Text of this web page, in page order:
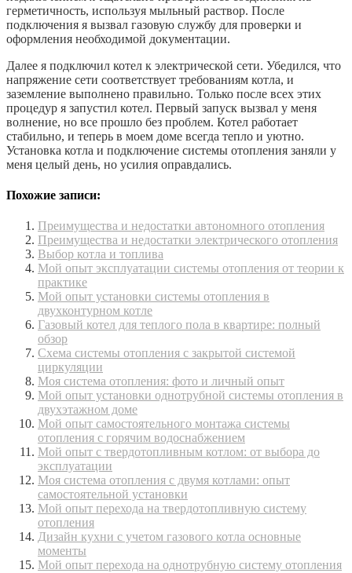
герметичность, используя мыльный раствор. После
подключения я вызвал газовую службу для проверки и
оформления необходимой документации.
Далее я подключил котел к электрической сети. Убедился, что
напряжение сети соответствует требованиям котла, и
заземление выполнено правильно. Только после всех этих
процедур я запустил котел. Первый запуск вызвал у меня
волнение, но все прошло без проблем. Котел работает
стабильно, и теперь в моем доме всегда тепло и уютно.
Установка котла и подключение системы отопления заняли у
меня целый день, но усилия оправдались.
Похожие записи:
Преимущества и недостатки автономного отопления
Преимущества и недостатки электрического отопления
Выбор котла и топлива
Мой опыт эксплуатации системы отопления от теории к
практике
Мой опыт установки системы отопления в
двухконтурном котле
Газовый котел для теплого пола в квартире: полный
обзор
Схема системы отопления с закрытой системой
циркуляции
Моя система отопления: фото и личный опыт
Мой опыт установки однотрубной системы отопления в
двухэтажном доме
Мой опыт самостоятельного монтажа системы
отопления с горячим водоснабжением
Мой опыт с твердотопливным котлом: от выбора до
эксплуатации
Моя система отопления с двумя котлами: опыт
самостоятельной установки
Мой опыт перехода на твердотопливную систему
отопления
Дизайн кухни с учетом газового котла основные
моменты
Мой опыт перехода на однотрубную систему отопления